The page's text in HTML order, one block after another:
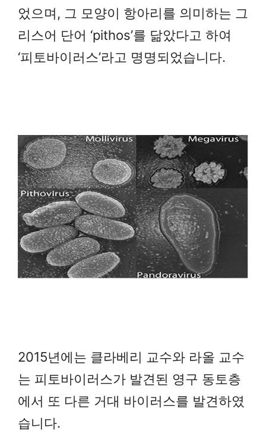
었으며, 그 모양이 항아리를 의미하는 그
리스어 단어 ‘pithos’를 닮았다고 하여
‘피토바이러스’라고 명명되었습니다.
2015년에는 클라베리 교수와 라올 교수
는 피토바이러스가 발견된 영구 동토층
에서 또 다른 거대 바이러스를 발견하였
습니다.